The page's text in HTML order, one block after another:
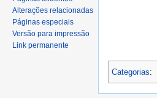
Categorias:
Alterações relacionadas
Páginas especiais
Versão para impressão
Link permanente